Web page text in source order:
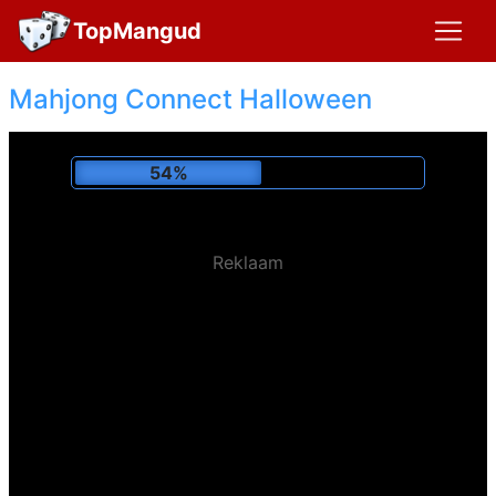
TopMangud
Mahjong Connect Halloween
58%
Reklaam